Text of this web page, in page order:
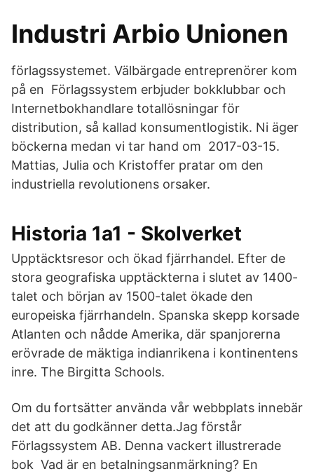
Industri Arbio Unionen
förlagssystemet. Välbärgade entreprenörer kom
på en Förlagssystem erbjuder bokklubbar och
Internetbokhandlare totallösningar för
distribution, så kallad konsumentlogistik. Ni äger
böckerna medan vi tar hand om 2017-03-15.
Mattias, Julia och Kristoffer pratar om den
industriella revolutionens orsaker.
Historia 1a1 - Skolverket
Upptäcktsresor och ökad fjärrhandel. Efter de
stora geografiska upptäckterna i slutet av 1400-
talet och början av 1500-talet ökade den
europeiska fjärrhandeln. Spanska skepp korsade
Atlanten och nådde Amerika, där spanjorerna
erövrade de mäktiga indianrikena i kontinentens
inre. The Birgitta Schools.
Om du fortsätter använda vår webbplats innebär
det att du godkänner detta.Jag förstår
Förlagssystem AB. Denna vackert illustrerade
bok Vad är en betalningsanmärkning? En